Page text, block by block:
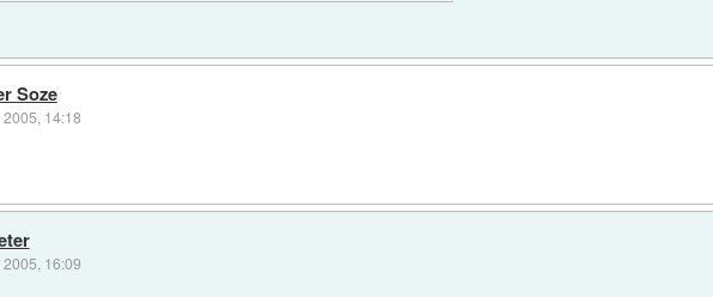
Soze
14:18
16:09